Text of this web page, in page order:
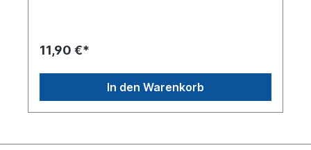
11,90 €*
In den Warenkorb